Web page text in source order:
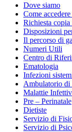
Dove siamo
Come
Richiesta
Disposizioni
Il percorso di
Numeri Utili
Centro di
Ematologia
Infezioni
Ambulatorio di
Malattie
Pre – Perinatale
Dietiste
Servizio di
Servizio di